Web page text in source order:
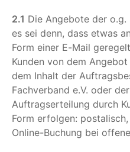
2.1 Die Angebote der o.g.
es sei denn, dass etwas
Form einer E-Mail
Kunden von dem
dem Inhalt der
Fachverband e.V. oder
Auftragserteilung durch
Form erfolgen:
Online-Buchung bei